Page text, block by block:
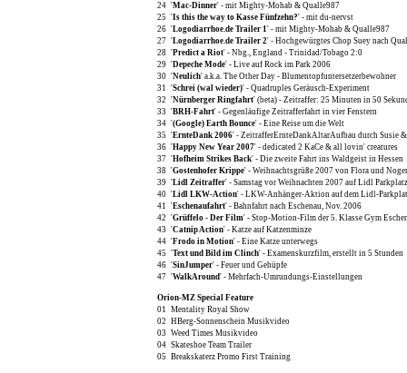
24 'Mac-Dinner' - mit Mighty-Mohab & Qualle987
25 'Is this the way to Kasse Fünfzehn?' - mit du-nervst
26 'Logodiarrhoe.de Trailer 1' - mit Mighty-Mohab & Qualle987
27 'Logodiarrhoe.de Trailer 2' - Hochgewürgtes Chop Suey nach
28 'Predict a Riot' - Nbg., England - Trinidad/Tobago 2:0
29 'Depeche Mode' - Live auf Rock im Park 2006
30 'Neulich' a.k.a. The Other Day - Blumentopfuntersetzerbewohner
31 'Schrei (wal wieder)' - Quadruples Geräusch-Experiment
32 'Nürnberger Ringfahrt' (beta) - Zeitraffer: 25 Minuten in 50
33 'BRH-Fahrt' - Gegenläufige Zeitrafferfahrt in vier Fenstern
34 '(Google) Earth Bounce' - Eine Reise um die Welt
35 'ErnteDank 2006' - ZeitrafferErnteDankAltarAufbau durch Susie
36 'Happy New Year 2007' - dedicated 2 KaCe & all lovin' creatures
37 'Hofheim Strikes Back' - Die zweite Fahrt ins Waldgeist in Hessen
38 'Gostenhofer Krippe' - Weihnachtsgrüße 2007 von Flora und Noger
39 'Lidl Zeitraffer' - Samstag vor Weihnachten 2007 auf Lidl
40 'Lidl LKW-Action' - LKW-Anhänger-Aktion auf dem Lidl-
41 'Eschenaufahrt' - Bahnfahrt nach Eschenau, Nov. 2006
42 'Grüffelo - Der Film' - Stop-Motion-Film der 5. Klasse Gym
43 'Catnip Action' - Katze auf Katzenminze
44 'Frodo in Motion' - Eine Katze unterwegs
45 'Text und Bild im Clinch' - Examenskurzfilm, erstellt in 5 Stunden
46 'SinJumper' - Feuer und Gehüpfe
47 'WalkAround' - Mehrfach-Umrundungs-Einstellungen
Orion-MZ Special Feature
01 Mentality Royal Show
02 HBerg-Sonnenschein Musikvideo
03 Weed Times Musikvideo
04 Skateshoe Team Trailer
05 Breakskaterz Promo First Training